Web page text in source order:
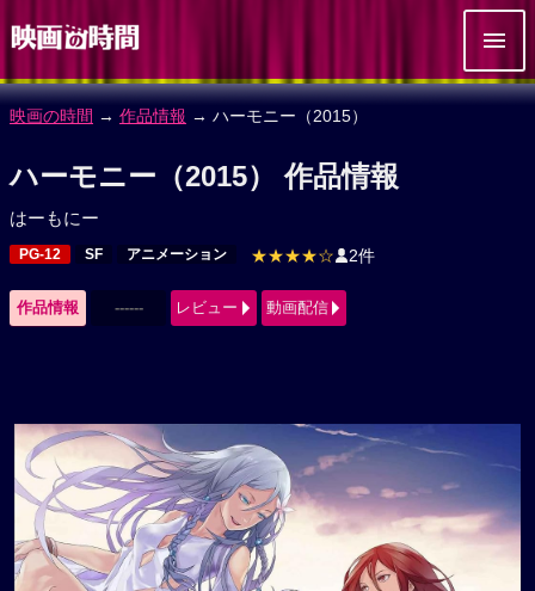
映画の時間 → 作品情報 → ハーモニー（2015）
ハーモニー（2015） 作品情報
はーもにー
PG-12 SF アニメーション ★★★★☆ 2件
作品情報 ------ レビュー 動画配信